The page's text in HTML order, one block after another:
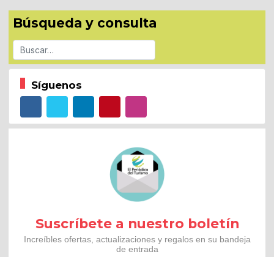
Búsqueda y consulta
Buscar
Síguenos
Suscríbete a nuestro boletín
Increíbles ofertas, actualizaciones y regalos en su bandeja
de entrada